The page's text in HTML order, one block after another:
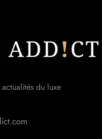
du luxe